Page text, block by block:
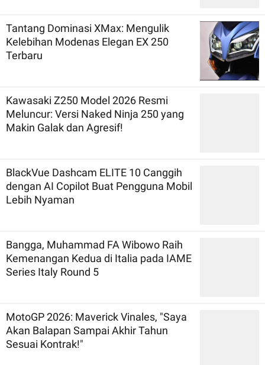
Tantang Dominasi XMax: Mengulik
Kelebihan Modenas Elegan EX 250
Terbaru
Kawasaki Z250 Model 2026 Resmi
Meluncur: Versi Naked Ninja 250 yang
Makin Galak dan Agresif!
BlackVue Dashcam ELITE 10 Canggih
dengan AI Copilot Buat Pengguna Mobil
Lebih Nyaman
Bangga, Muhammad FA Wibowo Raih
Kemenangan Kedua di Italia pada IAME
Series Italy Round 5
MotoGP 2026: Maverick Vinales, "Saya
Akan Balapan Sampai Akhir Tahun
Sesuai Kontrak!"